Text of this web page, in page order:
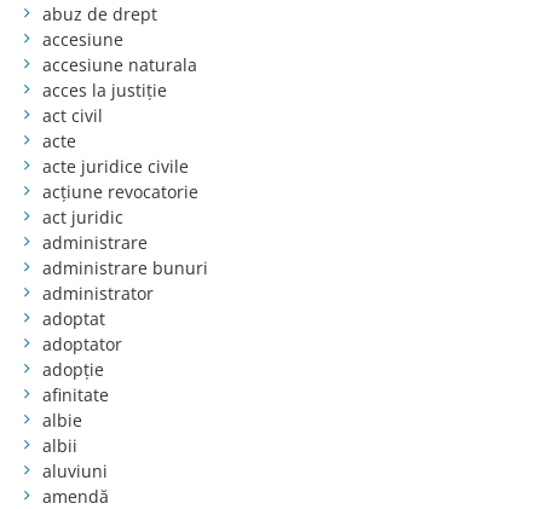
abuz de drept
accesiune
accesiune naturala
acces la justiție
act civil
acte
acte juridice civile
acțiune revocatorie
act juridic
administrare
administrare bunuri
administrator
adoptat
adoptator
adopție
afinitate
albie
albii
aluviuni
amendă